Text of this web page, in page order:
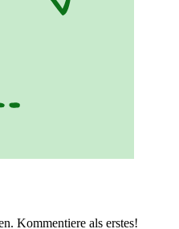
Kommentiere als erstes!